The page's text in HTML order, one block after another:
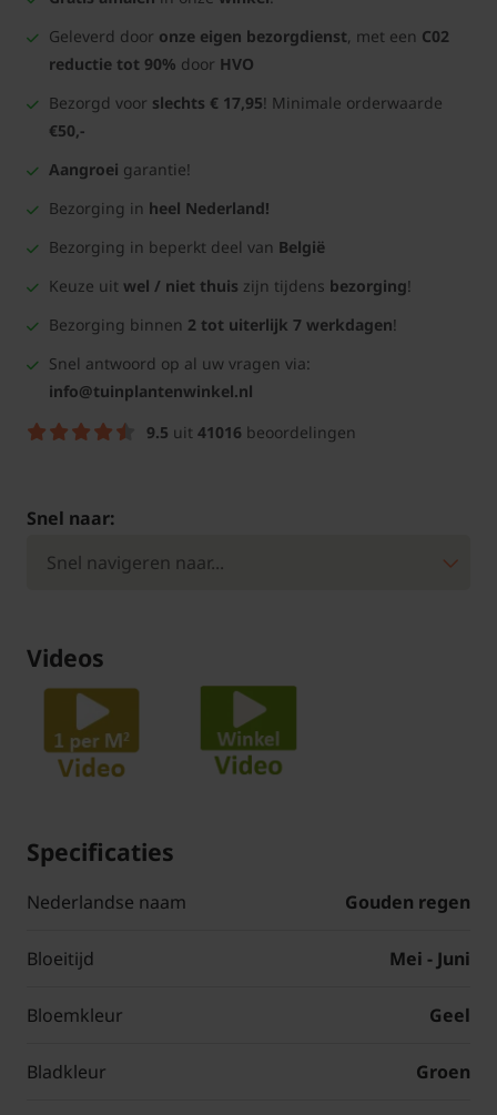
Geleverd door onze eigen bezorgdienst, met een C02
reductie tot 90% door HVO
Bezorgd voor slechts € 17,95! Minimale orderwaarde
€50,-
Aangroei garantie!
Bezorging in heel Nederland!
Bezorging in beperkt deel van België
Keuze uit wel / niet thuis zijn tijdens bezorging!
Bezorging binnen 2 tot uiterlijk 7 werkdagen!
Snel antwoord op al uw vragen via:
info@tuinplantenwinkel.nl
9.5 uit 41016 beoordelingen
Snel naar:
Videos
Specificaties
Nederlandse naam Gouden regen
Bloeitijd Mei - Juni
Bloemkleur Geel
Bladkleur Groen